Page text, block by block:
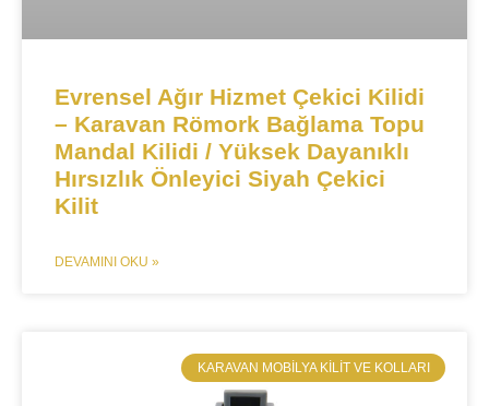
Evrensel Ağır Hizmet Çekici Kilidi
– Karavan Römork Bağlama Topu
Mandal Kilidi / Yüksek Dayanıklı
Hırsızlık Önleyici Siyah Çekici
Kilit
DEVAMINI OKU »
​KARAVAN MOBILYA KILIT VE KOLLARI